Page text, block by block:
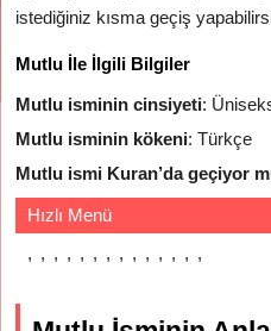
istediğiniz kısma geçiş
Mutlu İle İlgili Bilgiler
Mutlu isminin cinsiyeti:
Mutlu isminin kökeni: Türkçe
Mutlu ismi Kuran’da geçiyor
Hızlı Menü